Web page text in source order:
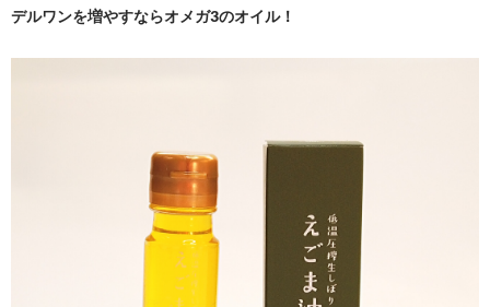
デルワンを増やすならオメガ3のオイル！